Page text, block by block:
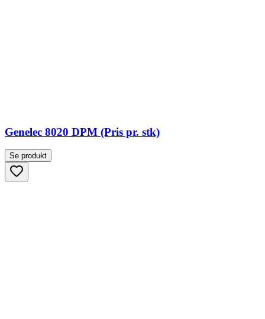
Genelec 8020 DPM (Pris pr. stk)
Se produkt